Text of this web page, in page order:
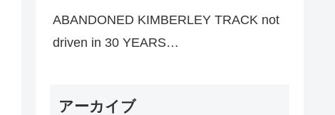
ABANDONED KIMBERLEY TRACK not
driven in 30 YEARS…
アーカイブ